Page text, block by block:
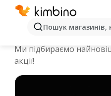
Пошук магазинів,
Спеціальні
Ми підбираємо
акції!